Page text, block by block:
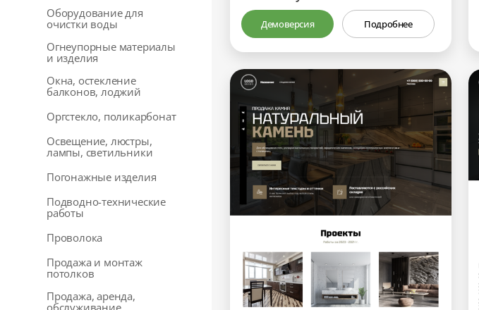
Оборудование для
очистки воды
Огнеупорные материалы
и изделия
Окна, остекление
балконов, лоджий
Оргстекло, поликарбонат
Освещение, люстры,
лампы, светильники
Погонажные изделия
Подводно-технические
работы
Проволока
Продажа и монтаж
потолков
Продажа, аренда,
обслуживание
Демоверсия Подробнее